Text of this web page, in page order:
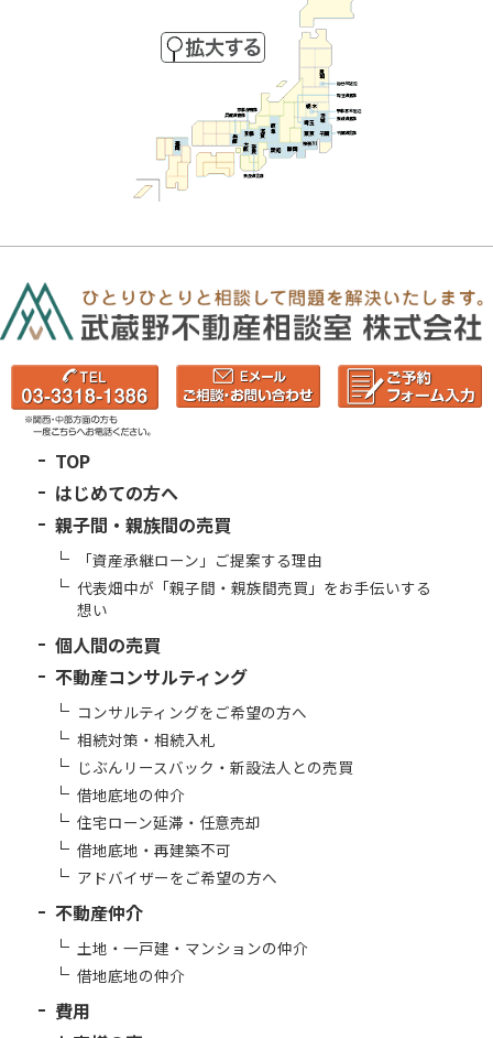
TOP
はじめての方へ
親子間・親族間の売買
「資産承継ローン」ご提案する理由
代表畑中が「親子間・親族間売買」をお手伝いする
想い
個人間の売買
不動産コンサルティング
コンサルティングをご希望の方へ
相続対策・相続入札
じぶんリースバック・新設法人との売買
借地底地の仲介
住宅ローン延滞・任意売却
借地底地・再建築不可
アドバイザーをご希望の方へ
不動産仲介
土地・一戸建・マンションの仲介
借地底地の仲介
費用